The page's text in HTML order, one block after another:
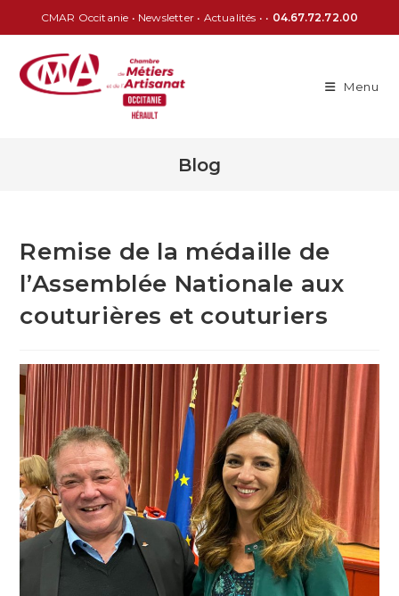
CMAR Occitanie • Newsletter • Actualités • • 04.67.72.72.00
Menu
Blog
Remise de la médaille de
l’Assemblée Nationale aux
couturières et couturiers